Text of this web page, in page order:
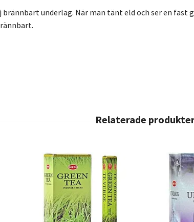
brännbart underlag. När man tänt eld och ser en fast